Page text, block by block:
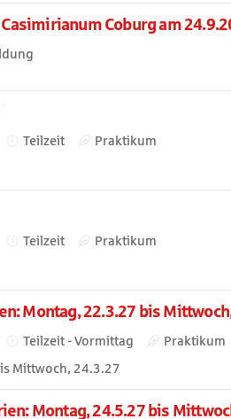
Coburg am
Teilzeit
Praktikum
Teilzeit
Praktikum
Montag, 22.3.27 bis
Teilzeit - Vormittag
Praktikum
Mittwoch, 24.3.27
Montag, 24.5.27 bis